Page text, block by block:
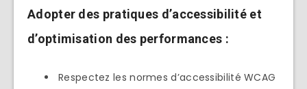
Adopter des pratiques d’accessibilité et
d’optimisation des performances :
Respectez les normes d’accessibilité WCAG